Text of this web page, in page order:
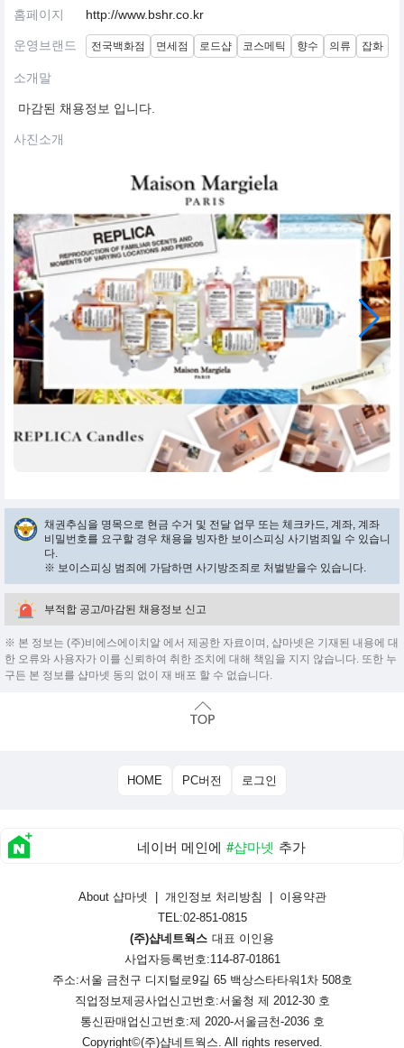
홈페이지 http://www.bshr.co.kr
운영브랜드 전국백화점 면세점 로드샵 코스메틱 향수 의류 잡화
소개말
마감된 채용정보 입니다.
사진소개
채권추심을 명목으로 현금 수거 및 전달 업무 또는 체크카드, 계좌, 계좌
비밀번호를 요구할 경우 채용을 빙자한 보이스피싱 사기범죄일 수 있습니
다.
※ 보이스피싱 범죄에 가담하면 사기방조죄로 처벌받을수 있습니다.
부적합 공고/마감된 채용정보 신고
※ 본 정보는 (주)비에스에이치알 에서 제공한 자료이며, 샵마넷은 기재된 내용에 대
한 오류와 사용자가 이를 신뢰하여 취한 조치에 대해 책임을 지지 않습니다. 또한 누
구든 본 정보를 샵마넷 동의 없이 재 배포 할 수 없습니다.
HOME PC버전 로그인
네이버 메인에 #샵마넷 추가
About 샵마넷 개인정보 처리방침
이용약관
TEL:02-851-0815
(주)샵네트웍스 대표 이인용
사업자등록번호:114-87-01861
주소:서울 금천구 디지털로9길 65 백상스타타워1차 508호
직업정보제공사업신고번호:서울청 제 2012-30 호
통신판매업신고번호:제 2020-서울금천-2036 호
Copyright©(주)샵네트웍스. All rights reserved.